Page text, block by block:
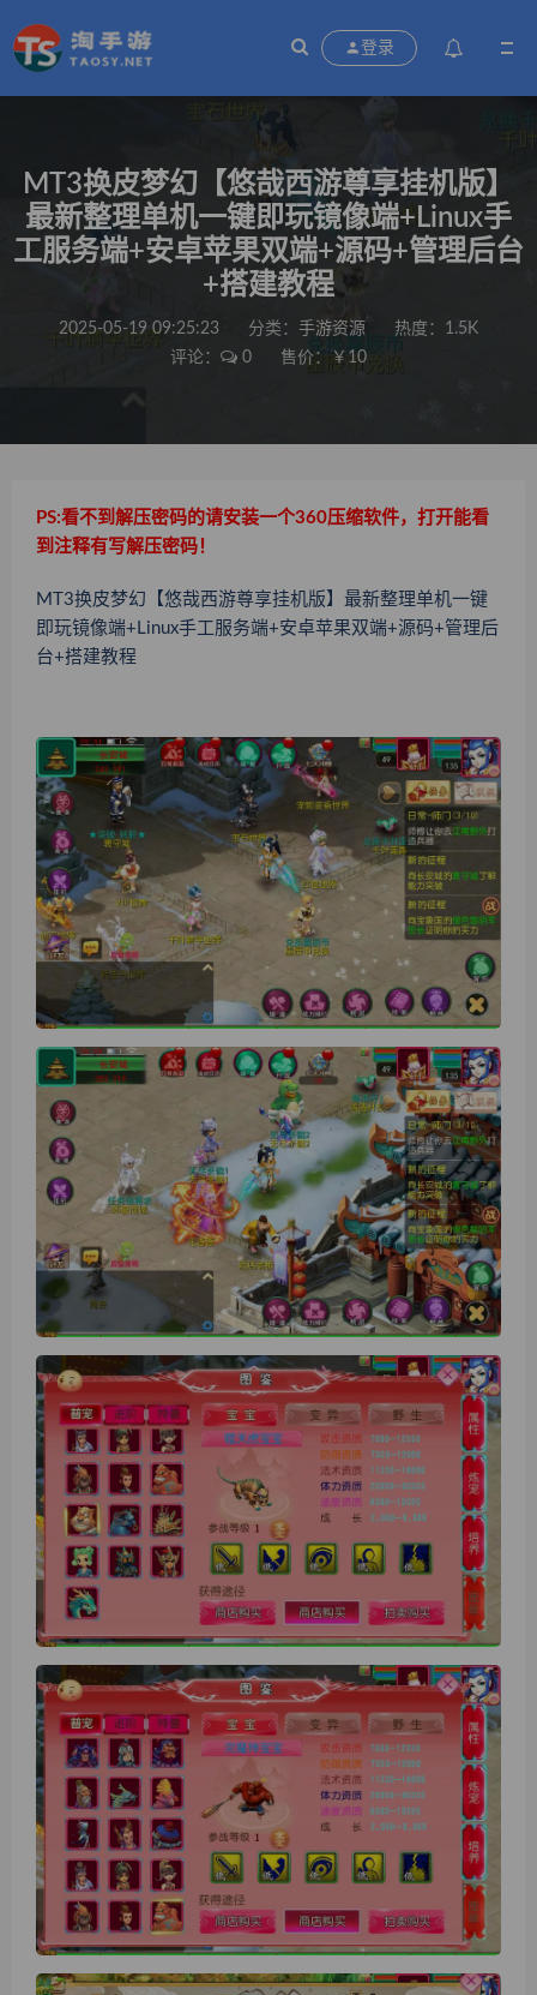
登录
MT3换皮梦幻【悠哉西游尊享挂机版】
最新整理单机一键即玩镜像端+Linux手
工服务端+安卓苹果双端+源码+管理后台
+搭建教程
2025-05-19 09:25:23 分类： 手游资源
热度：1.5K
评论：
0 售价：￥10
PS:看不到解压密码的请安装一个360压缩软件，打开能看
到注释有写解压密码！
MT3换皮梦幻【悠哉西游尊享挂机版】最新整理单机一键
即玩镜像端+Linux手工服务端+安卓苹果双端+源码+管理后
台+搭建教程